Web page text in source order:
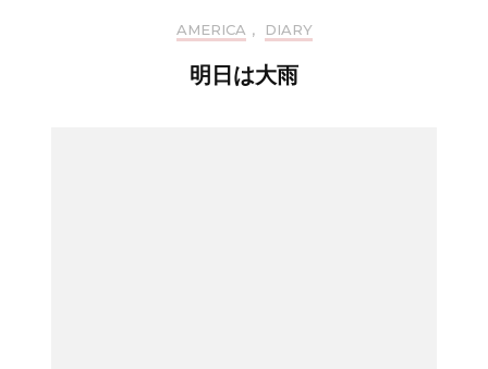
AMERICA , DIARY
明日は大雨